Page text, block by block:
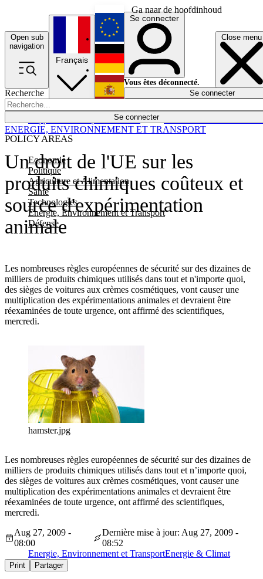
Ga naar de hoofdinhoud
Open sub
navigation
Close menu
Recherche
Se connecter
POLICY AREAS
Economie
Politique
Agriculture et Alimentation
Santé
Technologies
Energie, Environnement et Transport
Défense
Économie
Français
English
Deutsch
Español
Se connecter
Vous êtes déconnecté.
Se connecter
Un droit de l'UE sur les
produits chimiques coûteux et
source d'expérimentation
animale
Les nombreuses règles européennes de sécurité sur des dizaines de
milliers de produits chimiques utilisés dans tout et n'importe quoi,
des sièges de voitures aux crèmes cosmétiques, vont causer une
multiplication des expérimentations animales et devraient être
réexaminées de toute urgence, ont affirmé des scientifiques,
mercredi.
ENERGIE, ENVIRONNEMENT ET TRANSPORT
hamster.jpg
Les nombreuses règles européennes de sécurité sur des dizaines de
milliers de produits chimiques utilisés dans tout et n’importe quoi,
des sièges de voitures aux crèmes cosmétiques, vont causer une
multiplication des expérimentations animales et devraient être
réexaminées de toute urgence, ont affirmé des scientifiques,
mercredi.
Aug 27, 2009 -
08:00
Dernière mise à jour: Aug 27, 2009 -
08:52
Energie, Environnement et TransportEnergie & Climat
Print Partager